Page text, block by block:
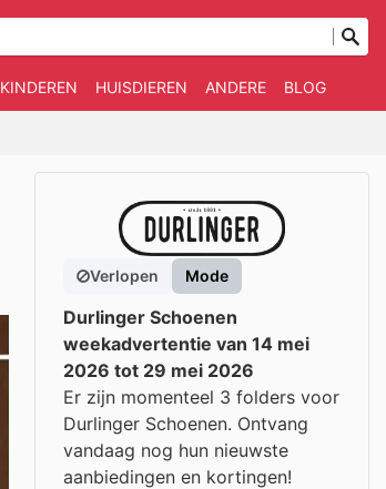
KINDEREN HUISDIEREN ANDERE BLOG
Verlopen Mode
Durlinger Schoenen
weekadvertentie van 14 mei
2026 tot 29 mei 2026
Er zijn momenteel 3 folders voor
Durlinger Schoenen. Ontvang
vandaag nog hun nieuwste
aanbiedingen en kortingen!